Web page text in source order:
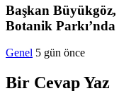
Başkan
Botanik
Genel 5 gün önce
Bir Cevap Yaz